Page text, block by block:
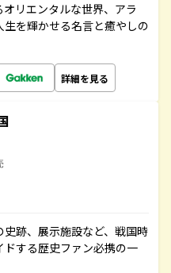
リエンタルな世界、アラ
を輝かせる名言と癒やしの
詳細を見る
跡、展示施設など、戦国時
する歴史ファン必携の一